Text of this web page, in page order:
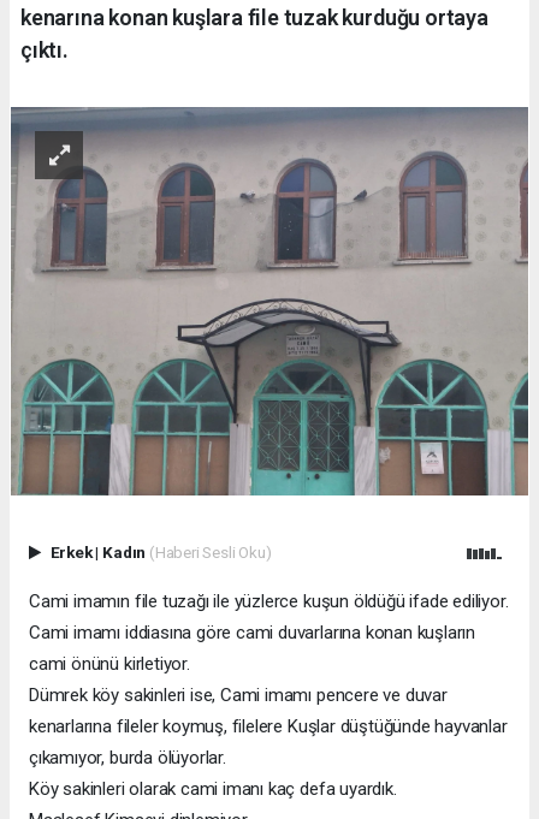
kenarına konan kuşlara file tuzak kurduğu ortaya
çıktı.
Erkek| Kadın (Haberi Sesli Oku)
Cami imamın file tuzağı ile yüzlerce kuşun öldüğü ifade ediliyor.
Cami imamı iddiasına göre cami duvarlarına konan kuşların
cami önünü kirletiyor.
Dümrek köy sakinleri ise, Cami imamı pencere ve duvar
kenarlarına fileler koymuş, filelere Kuşlar düştüğünde hayvanlar
çıkamıyor, burda ölüyorlar.
Köy sakinleri olarak cami imanı kaç defa uyardık.